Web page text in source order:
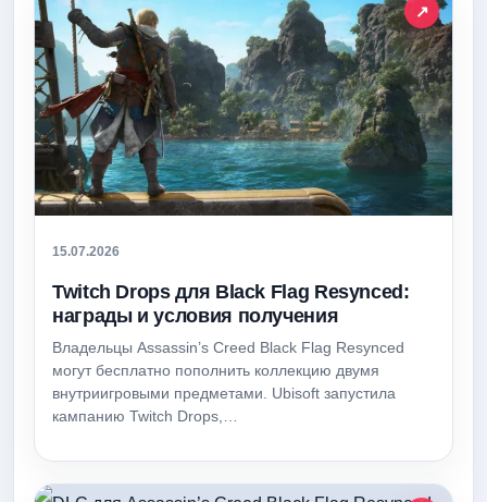
15.07.2026
Twitch Drops для Black Flag Resynced:
награды и условия получения
Владельцы Assassin’s Creed Black Flag Resynced
могут бесплатно пополнить коллекцию двумя
внутриигровыми предметами. Ubisoft запустила
кампанию Twitch Drops,…